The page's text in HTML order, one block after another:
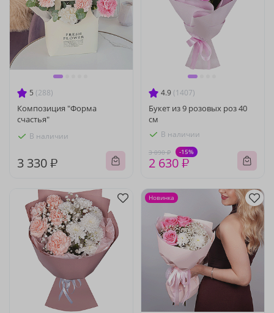
5 (288)
Композиция "Форма
счастья"
В наличии
3 330 ₽
4.9 (1407)
Букет из 9 розовых роз 40
см
В наличии
3 090 ₽ -15%
2 630 ₽
Новинка